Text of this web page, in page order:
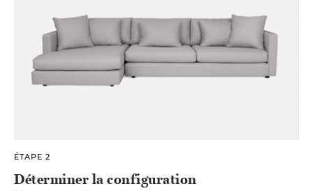
ÉTAPE 2
Déterminer la configuration